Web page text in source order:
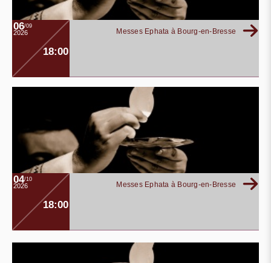
06/09
2026
18:00
Messes Ephata à Bourg-en-Bresse
04/10
2026
18:00
Messes Ephata à Bourg-en-Bresse